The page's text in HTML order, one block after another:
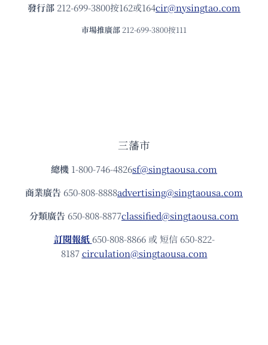
發⾏部 212-699-3800按162或164cir@nysingtao.com
市場推廣部 212-699-3800按111
三藩市
總機 1-800-746-4826sf@singtaousa.com
商業廣告 650-808-8888advertising@singtaousa.com
分類廣告 650-808-8877classified@singtaousa.com
訂閱報紙 650-808-8866 或 短信 650-822-
8187circulation@singtaousa.com